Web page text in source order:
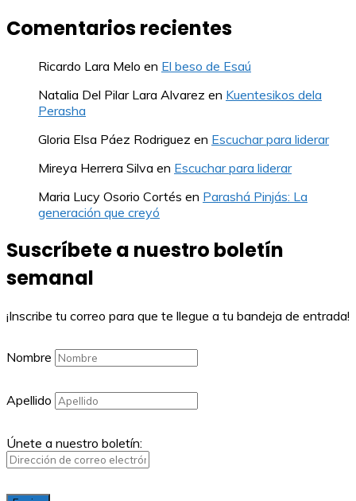
Comentarios recientes
Ricardo Lara Melo en El beso de Esaú
Natalia Del Pilar Lara Alvarez en Kuentesikos dela
Perasha
Gloria Elsa Páez Rodriguez en Escuchar para liderar
Mireya Herrera Silva en Escuchar para liderar
Maria Lucy Osorio Cortés en Parashá Pinjás: La
generación que creyó
Suscríbete a nuestro boletín
semanal
¡Inscribe tu correo para que te llegue a tu bandeja de entrada!
Nombre
Apellido
Únete a nuestro boletín: